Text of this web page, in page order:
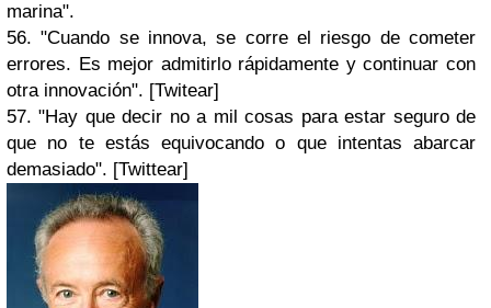
marina".
56. "Cuando se innova, se corre el riesgo de cometer
errores. Es mejor admitirlo rápidamente y continuar con
otra innovación". [Twitear]
57. "Hay que decir no a mil cosas para estar seguro de
que no te estás equivocando o que intentas abarcar
demasiado". [Twittear]